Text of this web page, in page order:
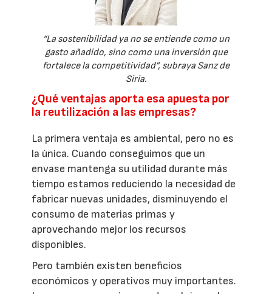
“La sostenibilidad ya no se entiende como un
gasto añadido, sino como una inversión que
fortalece la competitividad”, subraya Sanz de
Siria.
¿Qué ventajas aporta esa apuesta por
la reutilización a las empresas?
La primera ventaja es ambiental, pero no es
la única. Cuando conseguimos que un
envase mantenga su utilidad durante más
tiempo estamos reduciendo la necesidad de
fabricar nuevas unidades, disminuyendo el
consumo de materias primas y
aprovechando mejor los recursos
disponibles.
Pero también existen beneficios
económicos y operativos muy importantes.